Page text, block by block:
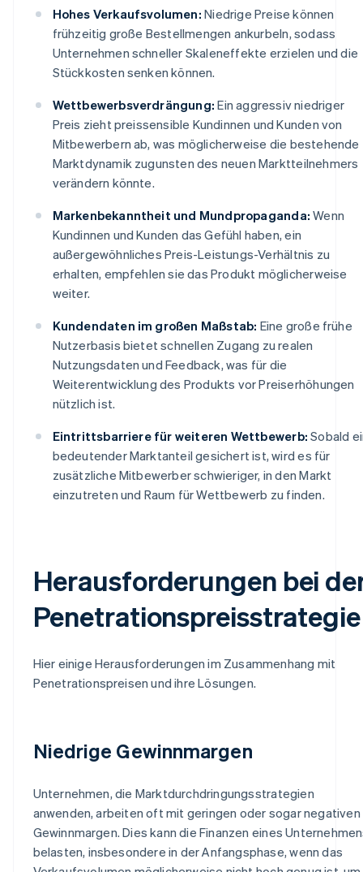
Hohes Verkaufsvolumen: Niedrige Preise können
frühzeitig große Bestellmengen ankurbeln, sodass
Unternehmen schneller Skaleneffekte erzielen und die
Stückkosten senken können.
Wettbewerbsverdrängung: Ein aggressiv niedriger
Preis zieht preissensible Kundinnen und Kunden von
Mitbewerbern ab, was möglicherweise die bestehende
Marktdynamik zugunsten des neuen Marktteilnehmers
verändern könnte.
Markenbekanntheit und Mundpropaganda: Wenn
Kundinnen und Kunden das Gefühl haben, ein
außergewöhnliches Preis-Leistungs-Verhältnis zu
erhalten, empfehlen sie das Produkt möglicherweise
weiter.
Kundendaten im großen Maßstab: Eine große frühe
Nutzerbasis bietet schnellen Zugang zu realen
Nutzungsdaten und Feedback, was für die
Weiterentwicklung des Produkts vor Preiserhöhungen
nützlich ist.
Eintrittsbarriere für weiteren Wettbewerb: Sobald
bedeutender Marktanteil gesichert ist, wird es für
zusätzliche Mitbewerber schwieriger, in den Markt
einzutreten und Raum für Wettbewerb zu finden.
Herausforderungen bei
Penetrationspreisstrategie
Hier einige Herausforderungen im Zusammenhang mit
Penetrationspreisen und ihre Lösungen.
Niedrige Gewinnmargen
Unternehmen, die Marktdurchdringungsstrategien
anwenden, arbeiten oft mit geringen oder sogar negativen
Gewinnmargen. Dies kann die Finanzen eines
belasten, insbesondere in der Anfangsphase, wenn das